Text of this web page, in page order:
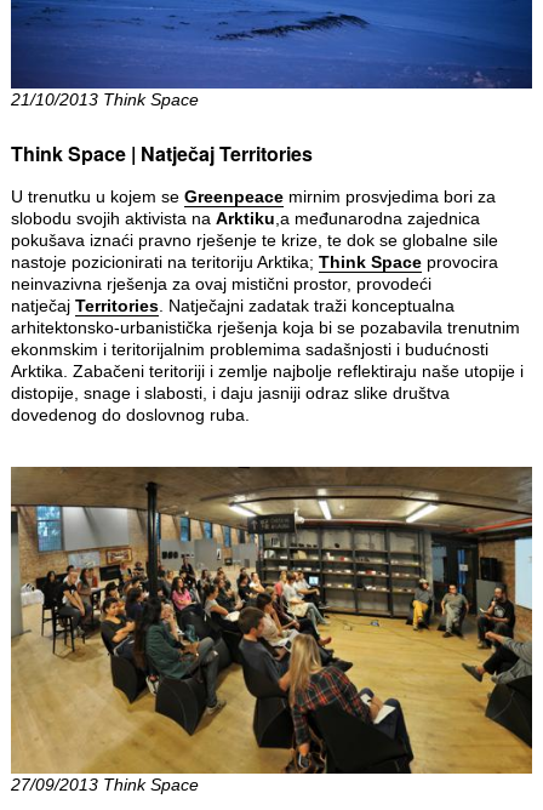
21/10/2013 Think Space
Think Space | Natječaj Territories
U trenutku u kojem se Greenpeacemirnim prosvjedima bori za
slobodu svojih aktivista na Arktiku,a međunarodna zajednica
pokušava iznaći pravno rješenje te krize, te dok se globalne sile
nastoje pozicionirati na teritoriju Arktika; Think Spaceprovocira
neinvazivna rješenja za ovaj mistični prostor, provodeći
natječaj Territories. Natječajni zadatak traži konceptualna
arhitektonsko-urbanistička rješenja koja bi se pozabavila trenutnim
ekonmskim i teritorijalnim problemima sadašnjosti i budućnosti
Arktika. Zabačeni teritoriji i zemlje najbolje reflektiraju naše utopije i
distopije, snage i slabosti, i daju jasniji odraz slike društva
dovedenog do doslovnog ruba.
27/09/2013 Think Space